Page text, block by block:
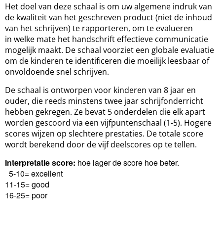
Het doel van deze schaal is om uw algemene indruk van
de kwaliteit van het geschreven product (niet de inhoud
van het schrijven) te rapporteren, om te evalueren
in welke mate het handschrift effectieve communicatie
mogelijk maakt. De schaal voorziet een globale evaluatie
om de kinderen te identificeren die moeilijk leesbaar of
onvoldoende snel schrijven.
De schaal is ontworpen voor kinderen van 8 jaar en
ouder, die reeds minstens twee jaar schrijfonderricht
hebben gekregen. Ze bevat 5 onderdelen die elk apart
worden gescoord via een vijfpuntenschaal (1-5). Hogere
scores wijzen op slechtere prestaties. De totale score
wordt berekend door de vijf deelscores op te tellen.
Interpretatie score: hoe lager de score hoe beter.
5-10= excellent
11-15= good
16-25= poor